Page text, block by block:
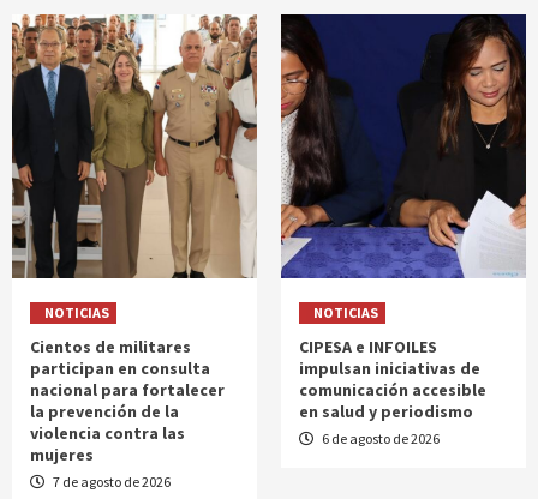
NOTICIAS
Cientos de militares
participan en consulta
nacional para fortalecer
la prevención de la
violencia contra las
mujeres
7 de agosto de 2026
NOTICIAS
CIPESA e INFOILES
impulsan iniciativas de
comunicación accesible
en salud y periodismo
6 de agosto de 2026